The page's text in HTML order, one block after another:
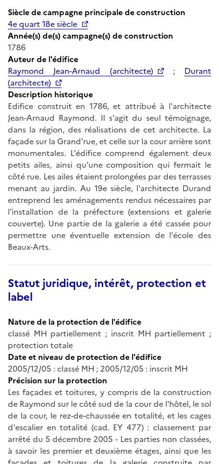
Siècle de campagne principale de construction
4e quart 18e siècle
Année(s) de(s) campagne(s) de construction
1786
Auteur de l'édifice
Raymond Jean-Arnaud (architecte)
; Durant
(architecte)
Description historique
Edifice construit en 1786, et attribué à l'architecte
Jean-Arnaud Raymond. Il s'agit du seul témoignage,
dans la région, des réalisations de cet architecte. La
façade sur la Grand'rue, et celle sur la cour arrière sont
monumentales. L'édifice comprend également deux
petits ailes, ainsi qu'une composition qui fermait le
côté rue. Les ailes étaient prolongées par des terrasses
menant au jardin. Au 19e siècle, l'architecte Durand
entreprend les aménagements rendus nécessaires par
l'installation de la préfecture (extensions et galerie
couverte). Une partie de la galerie a été cassée pour
permettre une éventuelle extension de l'école des
Beaux-Arts.
Statut juridique, intérêt, protection et
label
Nature de la protection de l'édifice
classé MH partiellement ; inscrit MH partiellement ;
protection totale
Date et niveau de protection de l'édifice
2005/12/05 : classé MH ; 2005/12/05 : inscrit MH
Précision sur la protection
Les façades et toitures, y compris de la construction
de Raymond sur le côté sud de la cour de l'hôtel, le sol
de la cour, le rez-de-chaussée en totalité, et les cages
d'escalier en totalité (cad. EY 477) : classement par
arrêté du 5 décembre 2005 - Les parties non classées,
à savoir les premier et deuxième étages, ainsi que les